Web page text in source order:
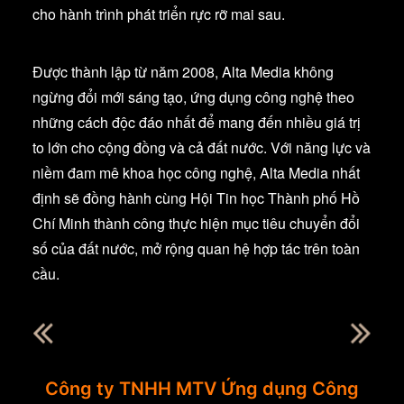
cho hành trình phát triển rực rỡ mai sau.
Được thành lập từ năm 2008, Alta Media không
ngừng đổi mới sáng tạo, ứng dụng công nghệ theo
những cách độc đáo nhất để mang đến nhiều giá trị
to lớn cho cộng đồng và cả đất nước. Với năng lực và
niềm đam mê khoa học công nghệ, Alta Media nhất
định sẽ đồng hành cùng Hội Tin học Thành phố Hồ
Chí Minh thành công thực hiện mục tiêu chuyển đổi
số của đất nước, mở rộng quan hệ hợp tác trên toàn
cầu.
Công ty TNHH MTV Ứng dụng Công